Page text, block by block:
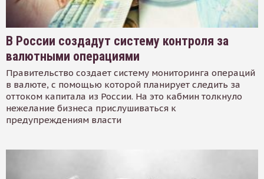
В России создадут систему контроля за
валютными операциями
Правительство создает систему мониторинга операций
в валюте, с помощью которой планирует следить за
оттоком капитала из России. На это кабмин толкнуло
нежелание бизнеса прислушиваться к
предупреждениям власти